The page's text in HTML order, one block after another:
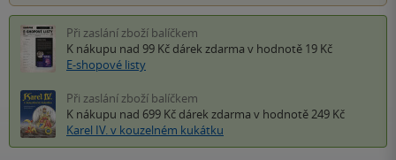
Při zaslání zboží balíčkem
K nákupu nad 99 Kč dárek zdarma v hodnotě 19 Kč
E-shopové listy
Při zaslání zboží balíčkem
K nákupu nad 699 Kč dárek zdarma v hodnotě 249 Kč
Karel IV. v kouzelném kukátku